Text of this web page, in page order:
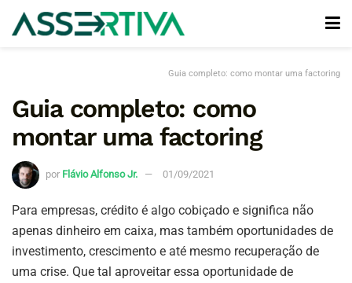
Guia completo: como montar uma factoring
Guia completo: como
montar uma factoring
por Flávio Alfonso Jr. 01/09/2021
Para empresas, crédito é algo cobiçado e significa não
apenas dinheiro em caixa, mas também oportunidades de
investimento, crescimento e até mesmo recuperação de
uma crise. Que tal aproveitar essa oportunidade de